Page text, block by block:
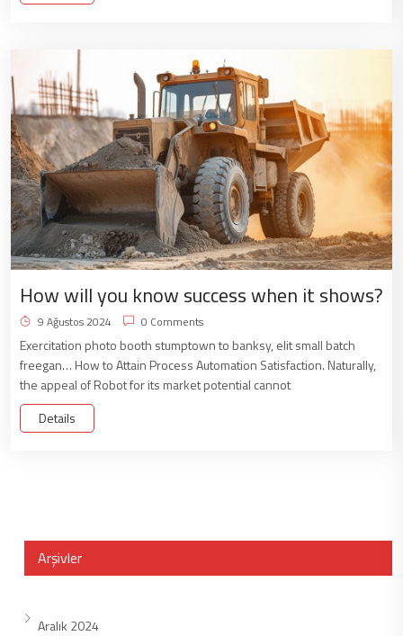
How will you know success when it shows?
9 Ağustos 2024 0 Comments
Exercitation photo booth stumptown to banksy, elit small batch
freegan… How to Attain Process Automation Satisfaction. Naturally,
the appeal of Robot for its market potential cannot
Details
Arşivler
Aralık 2024